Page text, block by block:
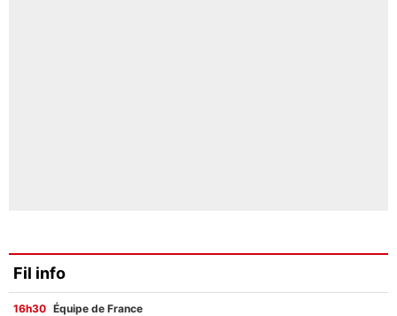
Fil info
16h30 Équipe de France